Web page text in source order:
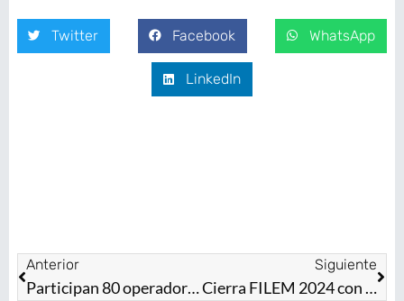
Twitter Facebook WhatsApp
LinkedIn
Anterior
Participan 80 operadoras del transporte público del EdoMéx en tercera generación de “Mujeres al Volante”
Siguiente
Cierra FILEM 2024 con más de 71 mil asistentes a la máxima fiesta de las letras del Estado de México